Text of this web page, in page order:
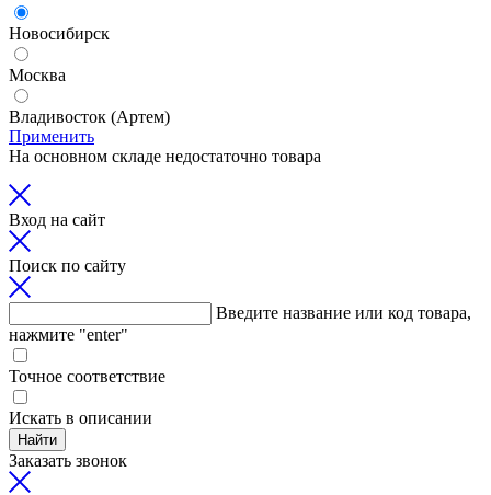
Новосибирск
Москва
Владивосток (Артем)
Применить
На основном складе недостаточно товара
Вход на сайт
Поиск по сайту
Введите название или код товара,
нажмите "enter"
Точное соответствие
Искать в описании
Найти
Заказать звонок